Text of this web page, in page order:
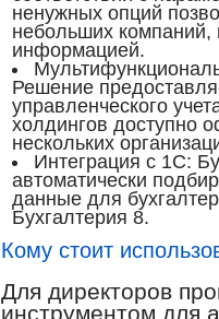
ненужных опций
небольших
информацией.
Решение
управленческого
холдингов доступно
нескольких
Интеграция с 1С:
автоматически
данные для
Бухгалтерия 8.
Кому стоит
Для директоров
инструментом для